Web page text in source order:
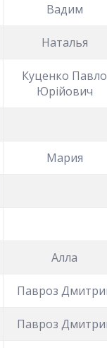
Вадим
Наталья
Куценко Павло
Юрійович
Мария
Алла
Павроз
Павроз